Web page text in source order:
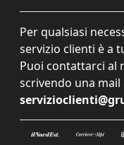
Per qualsiasi
servizio clienti è a
Puoi contattarci al
scrivendo una mail